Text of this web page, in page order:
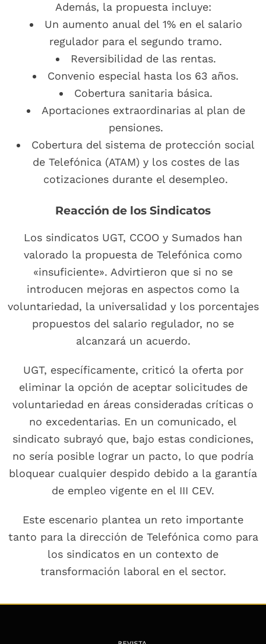
Además, la propuesta incluye:
Un aumento anual del 1% en el salario
regulador para el segundo tramo.
Reversibilidad de las rentas.
Convenio especial hasta los 63 años.
Cobertura sanitaria básica.
Aportaciones extraordinarias al plan de
pensiones.
Cobertura del sistema de protección social
de Telefónica (ATAM) y los costes de las
cotizaciones durante el desempleo.
Reacción de los Sindicatos
Los sindicatos UGT, CCOO y Sumados han
valorado la propuesta de Telefónica como
«insuficiente». Advirtieron que si no se
introducen mejoras en aspectos como la
voluntariedad, la universalidad y los porcentajes
propuestos del salario regulador, no se
alcanzará un acuerdo.
UGT, específicamente, criticó la oferta por
eliminar la opción de aceptar solicitudes de
voluntariedad en áreas consideradas críticas o
no excedentarias. En un comunicado, el
sindicato subrayó que, bajo estas condiciones,
no sería posible lograr un pacto, lo que podría
bloquear cualquier despido debido a la garantía
de empleo vigente en el III CEV.
Este escenario plantea un reto importante
tanto para la dirección de Telefónica como para
los sindicatos en un contexto de
transformación laboral en el sector.